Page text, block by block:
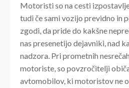
Motoristi so na cesti
tudi če sami vozijo previdno in
zgodi, da pride do kakšne
nas presenetijo dejavniki, nad
nadzora. Pri prometnih
motoriste, so povzročitelji
avtomobilov, ki motoristov ne